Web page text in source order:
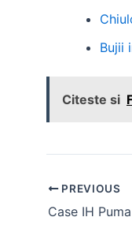
Bujii
Citeste si
Post
navigation
PREVIOUS